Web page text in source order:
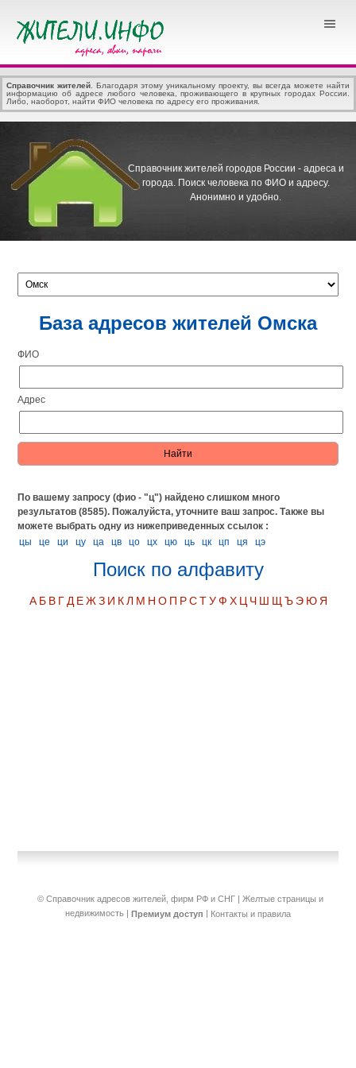
Справочник жителей . Благодаря этому уникальному проекту, вы всегда можете найти
информацию об адресе любого человека, проживающего в крупных городах России.
Либо, наоборот, найти ФИО человека по адресу его проживания.
Справочник жителей городов России - адреса и
города. Поиск человека по ФИО и адресу.
Анонимно и удобно.
База адресов жителей Омска
ФИО
Адрес
По вашему запросу (фио - "ц") найдено слишком много
результатов (8585). Пожалуйста, уточните ваш запрос.Также вы
можете выбрать одну из нижеприведенных ссылок :
цы
це ци цу ца цв цо цх цю ць цк цп ця цэ
Поиск по алфавиту
А Б В Г Д Е Ж З И К Л М Н О П Р С Т У Ф Х Ц Ч Ш Щ Ъ Э Ю Я
© Справочник адресов жителей, фирм РФ и СНГ | Желтые страницы и
недвижимость | Премиум доступ | Контакты и правила